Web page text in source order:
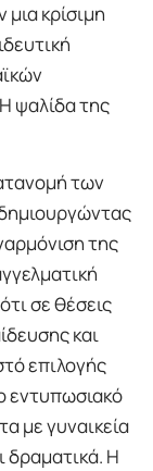
μια κρίσιμη
ψαλίδα της
των
της
σε θέσεις
και
επιλογής
εντυπωσιακό
με γυναικεία
δραματικά. Η